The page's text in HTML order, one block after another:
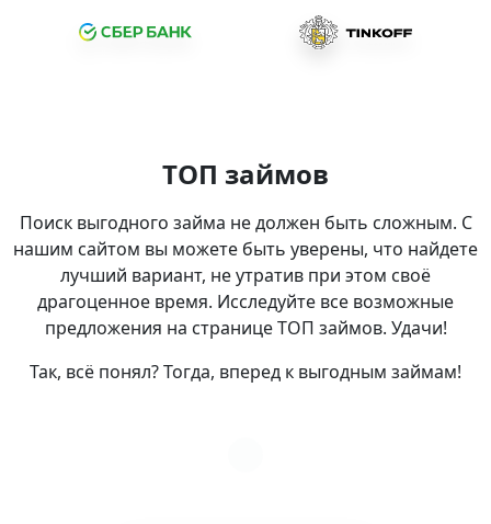
ТОП займов
Поиск выгодного займа не должен быть сложным. С
нашим сайтом вы можете быть уверены, что найдете
лучший вариант, не утратив при этом своё
драгоценное время. Исследуйте все возможные
предложения на странице ТОП займов. Удачи!
Так, всё понял? Тогда, вперед к выгодным займам!